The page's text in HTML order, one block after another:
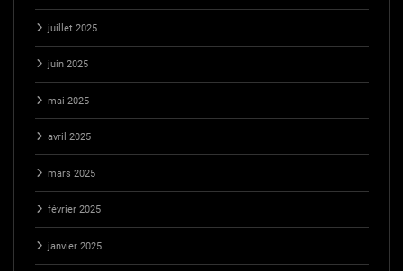
juillet 2025
juin 2025
mai 2025
avril 2025
mars 2025
février 2025
janvier 2025